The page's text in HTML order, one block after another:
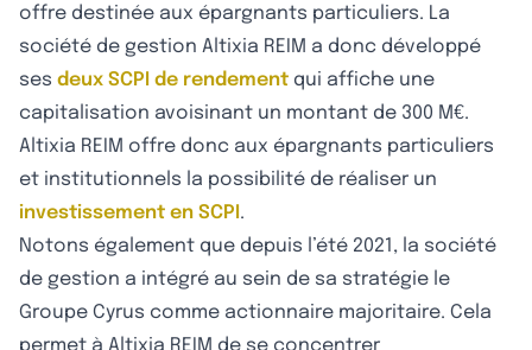
offre destinée aux épargnants particuliers. La
société de gestion Altixia REIM a donc développé
ses deux SCPI de rendement qui affiche une
capitalisation avoisinant un montant de 300 M€.
Altixia REIM offre donc aux épargnants particuliers
et institutionnels la possibilité de réaliser un
investissement en SCPI .
Notons également que depuis l’été 2021, la société
de gestion a intégré au sein de sa stratégie le
Groupe Cyrus comme actionnaire majoritaire. Cela
permet à Altixia REIM de se concentrer